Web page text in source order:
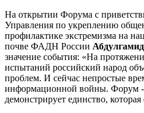
На открытии Форума с
Управления по укреплению
профилактике экстремизма на
почве ФАДН России
значение события: «На
испытаний российский народ
проблем. И сейчас непростые
информационной войны. Форум -
демонстрирует единство,